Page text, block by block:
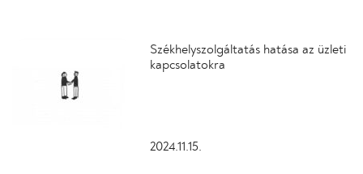
Székhelyszolgáltatás hatása az üzleti
kapcsolatokra
2024.11.15.